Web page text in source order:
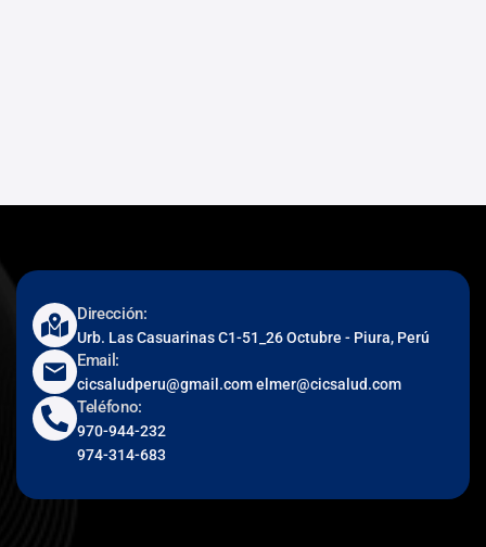
Dirección:
Urb. Las Casuarinas C1-51_26 Octubre - Piura, Perú
Email:
cicsaludperu@gmail.com elmer@cicsalud.com
Teléfono:
970-944-232
974-314-683